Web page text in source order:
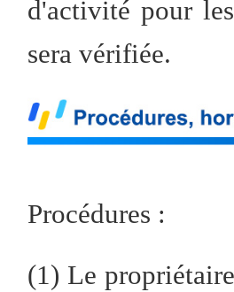
d'activité pour
sera vérifiée.
Procédures :
(1) Le